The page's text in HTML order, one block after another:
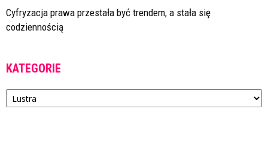
Cyfryzacja prawa przestała być trendem, a stała się
codziennością
KATEGORIE
Kategorie